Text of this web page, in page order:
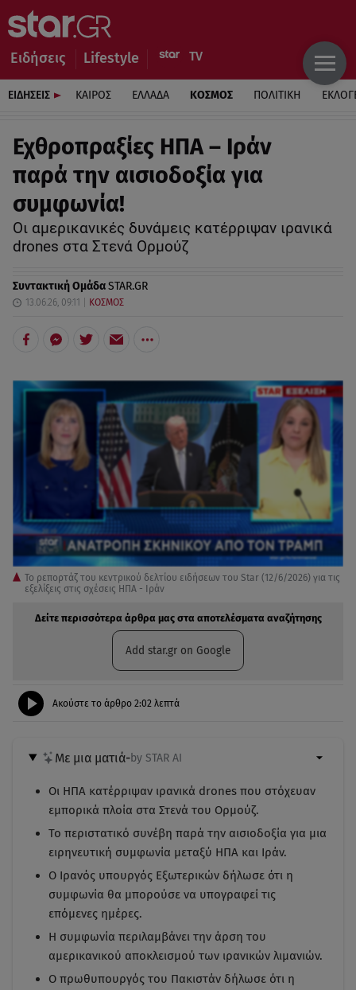
Ειδήσεις Lifestyle
ΕΙΔΗΣΕΙΣ ΚΑΙΡΟΣ ΕΛΛΑΔΑ ΚΟΣΜΟΣ ΠΟΛΙΤΙΚΗ
Εχθροπραξίες ΗΠΑ – Ιράν
παρά την αισιοδοξία για
συμφωνία!
Οι αμερικανικές δυνάμεις κατέρριψαν ιρανικά
drones στα Στενά Ορμούζ
Συντακτική ΟμάδαSTAR.GR
13.06.26, 09:11 ΚΟΣΜΟΣ
Το ρεπορτάζ του κεντρικού δελτίου ειδήσεων του Star (12/6/2026) για τις
εξελίξεις στις σχέσεις ΗΠΑ - Ιράν
Δείτε περισσότερα άρθρα μας στα αποτελέσματα αναζήτησης
Add star.gr on Google
Ακούστε το άρθρο 2:02 λεπτά
Με μια ματιά-by STAR AI
Οι ΗΠΑ κατέρριψαν ιρανικά drones που στόχευαν
εμπορικά πλοία στα Στενά του Ορμούζ.
Το περιστατικό συνέβη παρά την αισιοδοξία για μια
ειρηνευτική συμφωνία μεταξύ ΗΠΑ και Ιράν.
Ο Ιρανός υπουργός Εξωτερικών δήλωσε ότι η
συμφωνία θα μπορούσε να υπογραφεί τις
επόμενες ημέρες.
Η συμφωνία περιλαμβάνει την άρση του
αμερικανικού αποκλεισμού των ιρανικών λιμανιών.
Ο πρωθυπουργός του Πακιστάν δήλωσε ότι η